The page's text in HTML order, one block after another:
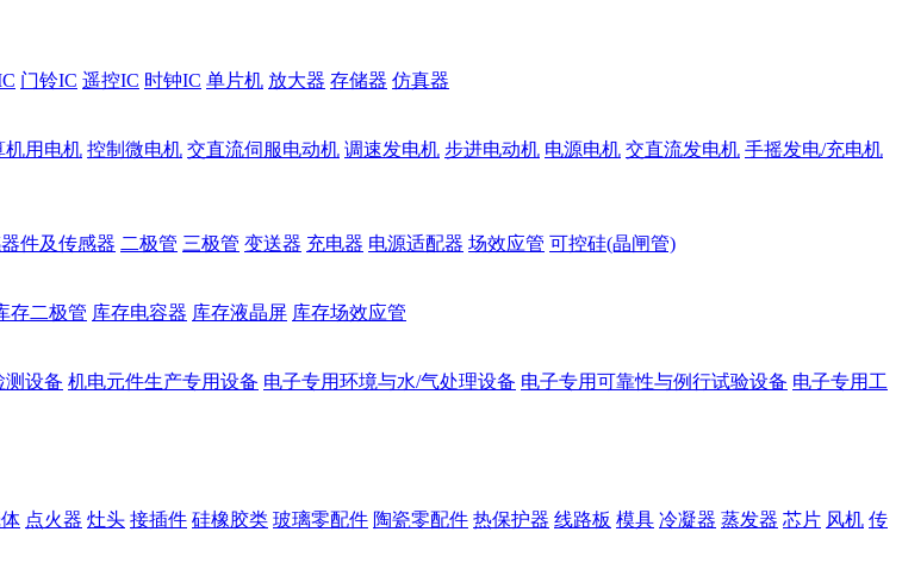
门铃IC 遥控IC 时钟IC 单片机 放大器 存储器 仿真器
机用电机 控制微电机 交直流伺服电动机 调速发电机 步进电动机 电源电机 交直流发电机 手摇发电/充电机
件及传感器 二极管 三极管 变送器 充电器 电源适配器 场效应管 可控硅(晶闸管)
存二极管 库存电容器 库存液晶屏 库存场效应管
测设备 机电元件生产专用设备 电子专用环境与水/气处理设备 电子专用可靠性与例行试验设备 电子专用工
点火器 灶头 接插件 硅橡胶类 玻璃零配件 陶瓷零配件 热保护器 线路板 模具 冷凝器 蒸发器 芯片 风机 传